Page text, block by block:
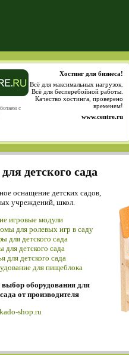
с
Хостинг для бизнеса!
Всё для максимальных нагрузок.
Всё для бесперебойной работы.
Качество хостинга, проверено
временем!
www.centre.ru
детского сада
оснащение детских садов,
учреждений, школ.
игровые модули
для ролевых игр в саду
для детского сада
для детского сада
для детского сада
для пищеблока
оборудования для
от производителя
shop.ru